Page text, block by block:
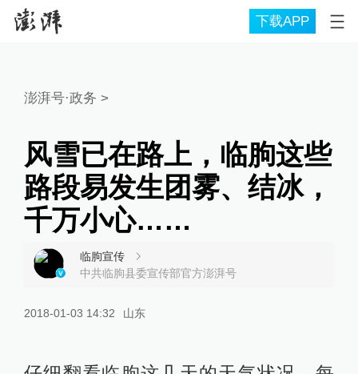
下载APP
澎湃号·政务 >
风雪已在路上，临朐这些
路段易发生团雾、结冰，
千万小心……
临朐宣传
中共临朐县委宣传部官方澎湃号
2018-01-03 14:32 山东